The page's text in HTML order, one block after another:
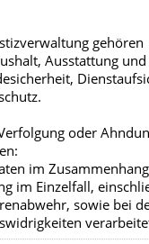
gehören
Ausstattung und
oder
im
im Einzelfall,
sowie bei